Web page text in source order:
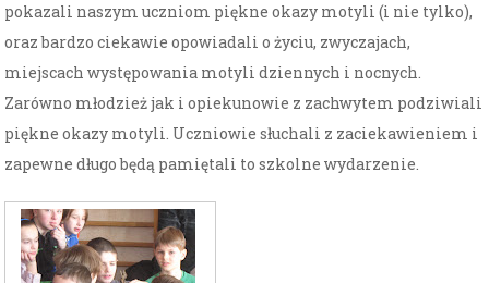
pokazali naszym uczniom piękne okazy motyli (i nie tylko),
oraz bardzo ciekawie opowiadali o życiu, zwyczajach,
miejscach występowania motyli dziennych i nocnych.
Zarówno młodzież jak i opiekunowie z zachwytem podziwiali
piękne okazy motyli. Uczniowie słuchali z zaciekawieniem i
zapewne długo będą pamiętali to szkolne wydarzenie.